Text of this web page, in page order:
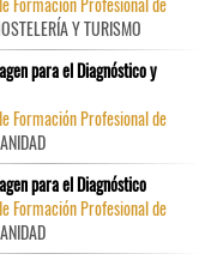
Y TURISMO
para el Diagnóstico y
Formación Profesional de
para el Diagnóstico
Formación Profesional de